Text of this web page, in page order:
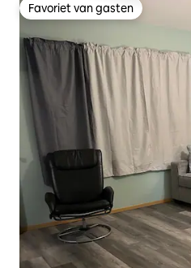
Favoriet van gasten
Favoriet van gasten